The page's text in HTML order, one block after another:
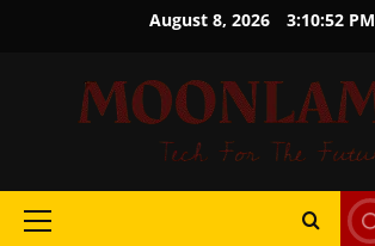
August 8, 2026 3:10:52 PM
Primary